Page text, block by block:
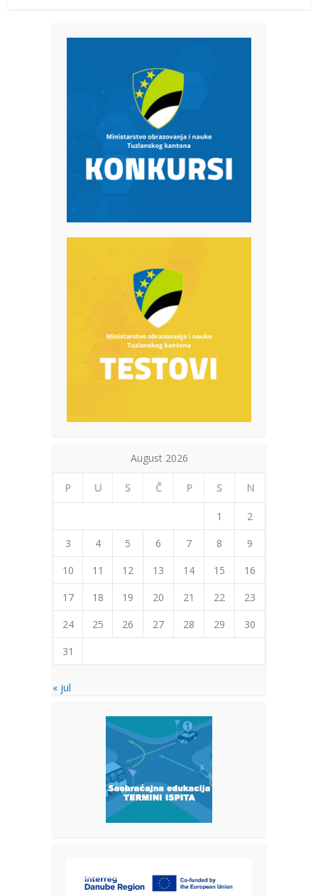
August 2026
P U S Č P S N
1
2
3
4 5 6 7 8
9
10
11 12 13 14 15
16
17
18 19 20 21 22
23
24
25 26 27 28 29
30
31
« jul